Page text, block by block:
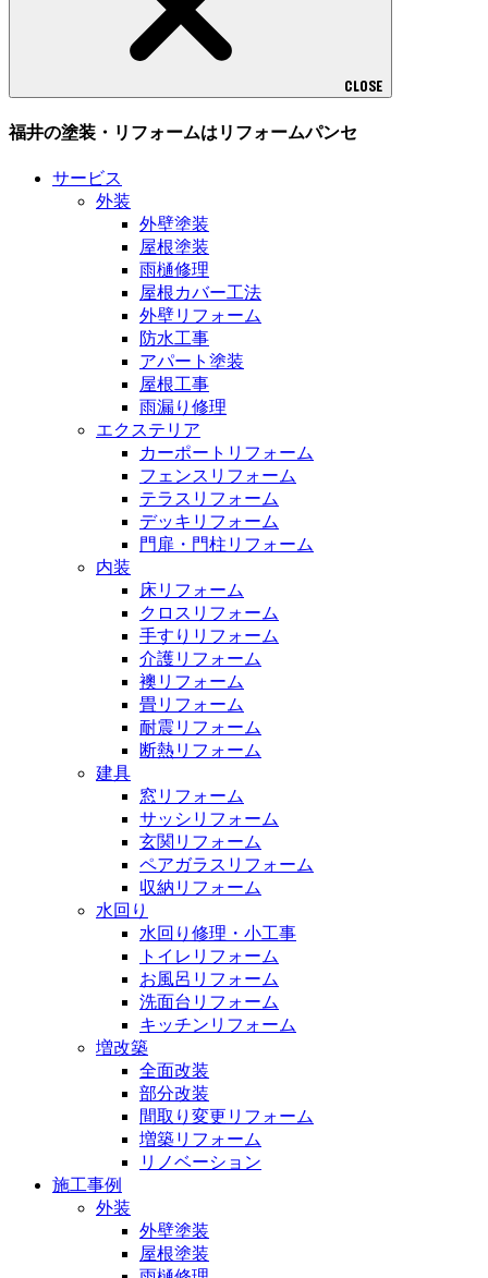
CLOSE
福井の塗装・リフォームはリフォームパンセ
サービス
外装
外壁塗装
屋根塗装
雨樋修理
屋根カバー工法
外壁リフォーム
防水工事
アパート塗装
屋根工事
雨漏り修理
エクステリア
カーポートリフォーム
フェンスリフォーム
テラスリフォーム
デッキリフォーム
門扉・門柱リフォーム
内装
床リフォーム
クロスリフォーム
手すりリフォーム
介護リフォーム
襖リフォーム
畳リフォーム
耐震リフォーム
断熱リフォーム
建具
窓リフォーム
サッシリフォーム
玄関リフォーム
ペアガラスリフォーム
収納リフォーム
水回り
水回り修理・小工事
トイレリフォーム
お風呂リフォーム
洗面台リフォーム
キッチンリフォーム
増改築
全面改装
部分改装
間取り変更リフォーム
増築リフォーム
リノベーション
施工事例
外装
外壁塗装
屋根塗装